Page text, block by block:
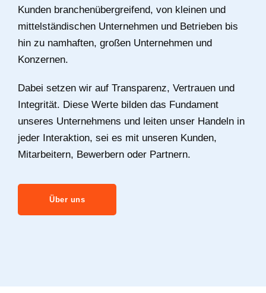
Kunden branchenübergreifend, von kleinen und
mittelständischen Unternehmen und Betrieben bis
hin zu namhaften, großen Unternehmen und
Konzernen.
Dabei setzen wir auf Transparenz, Vertrauen und
Integrität. Diese Werte bilden das Fundament
unseres Unternehmens und leiten unser Handeln in
jeder Interaktion, sei es mit unseren Kunden,
Mitarbeitern, Bewerbern oder Partnern.
Über uns